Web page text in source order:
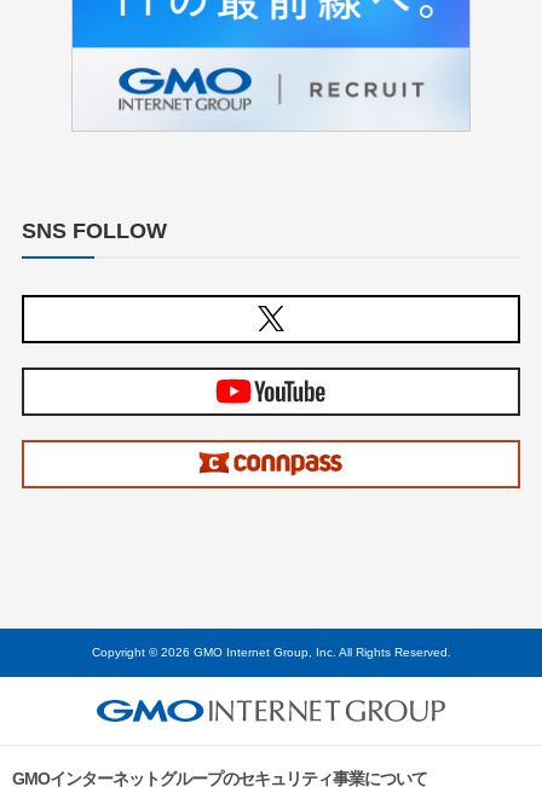
SNS FOLLOW
Copyright © 2026 GMO Internet Group, Inc. All Rights Reserved.
GMOインターネットグループのセキュリティ事業について